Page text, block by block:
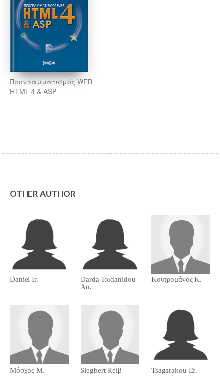
Προγραμματισμός WEB
HTML 4 & ASP
OTHER AUTHOR
Daniel Ir.
Darda-Iordanidou
An.
Kουτρομάνος Κ.
Mόσχος Μ. Siegbert Reiβ Tsagarakou Ef.